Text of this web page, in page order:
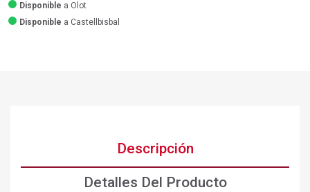
Disponible a Olot
Disponible a Castellbisbal
Descripción
Detalles Del Producto